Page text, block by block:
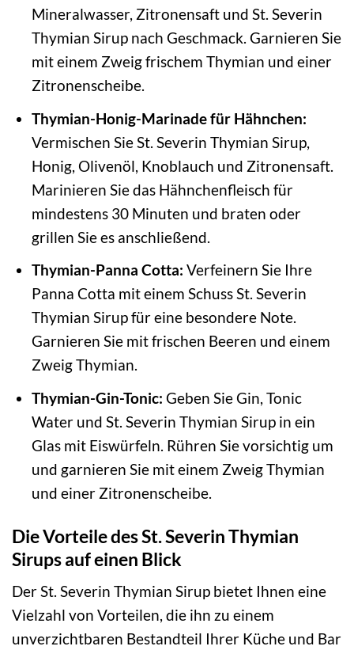
Mineralwasser, Zitronensaft und St. Severin
Thymian Sirup nach Geschmack. Garnieren Sie
mit einem Zweig frischem Thymian und einer
Zitronenscheibe.
Thymian-Honig-Marinade für Hähnchen:
Vermischen Sie St. Severin Thymian Sirup,
Honig, Olivenöl, Knoblauch und Zitronensaft.
Marinieren Sie das Hähnchenfleisch für
mindestens 30 Minuten und braten oder
grillen Sie es anschließend.
Thymian-Panna Cotta: Verfeinern Sie Ihre
Panna Cotta mit einem Schuss St. Severin
Thymian Sirup für eine besondere Note.
Garnieren Sie mit frischen Beeren und einem
Zweig Thymian.
Thymian-Gin-Tonic: Geben Sie Gin, Tonic
Water und St. Severin Thymian Sirup in ein
Glas mit Eiswürfeln. Rühren Sie vorsichtig um
und garnieren Sie mit einem Zweig Thymian
und einer Zitronenscheibe.
Die Vorteile des St. Severin Thymian
Sirups auf einen Blick
Der St. Severin Thymian Sirup bietet Ihnen eine
Vielzahl von Vorteilen, die ihn zu einem
unverzichtbaren Bestandteil Ihrer Küche und Bar